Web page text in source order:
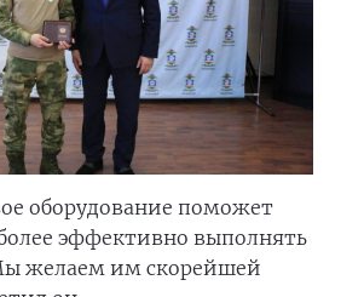
оборудование поможет
эффективно выполнять
желаем им скорейшей